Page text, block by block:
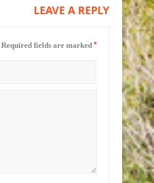
LEAVE A REPLY
Required fields are marked *